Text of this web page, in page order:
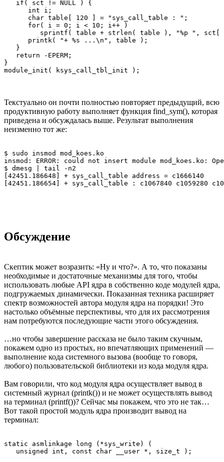
   if( sct != NULL ) {
      int i;
      char table[ 120 ] = "sys_call_table : ";
      for( i = 0; i < 10; i++ )
sprintf( table + strlen( table ), "%p ",
      printk( "+ %s ...\n", table );
   }
   return -EPERM;
}
Текстуально он почти полностью повторяет предыдущий, всю
продуктивную работу выполняет функция find_sym(), которая
приведена и обсуждалась выше. Результат выполнения
неизменно тот же:
$ sudo insmod mod_koes.ko
insmod: ERROR: could not insert module mod_koes.ko:
$ dmesg | tail -n2
[42451.186648] + sys_call_table address = c1666140
Обсуждение
Скептик может возразить: «Ну и что?». А то, что показаны
необходимые и достаточные механизмы для того, чтобы
использовать любые API ядра в собственно коде модулей ядра,
подгружаемых динамически. Показанная техника расширяет
спектр возможностей автора модуля ядра на порядки! Это
настолько объёмные перспективы, что для их рассмотрения
нам потребуются последующие части этого обсуждения.
…но чтобы завершение рассказа не было таким скучным,
покажем одно из простых, но впечатляющих применений —
выполнение кода системного вызова (вообще то говоря,
любого) пользовательской библиотеки из кода модуля ядра.
Вам говорили, что код модуля ядра осуществляет вывод в
системный журнал (printk()) и не может осуществлять вывод
на терминал (printf())? Сейчас мы покажем, что это не так…
Вот такой простой модуль ядра производит вывод на
терминал:
static asmlinkage long (*sys_write) (
   unsigned int, const char __user *, size_t );